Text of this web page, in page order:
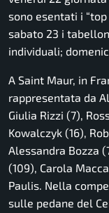
sono esentati i
sabato 23 i
individuali;
A Saint Maur, in
rappresentata da
Giulia Rizzi (7),
Kowalczyk (16),
Alessandra Bozza
(109), Carola
Paulis. Nella
sulle pedane del